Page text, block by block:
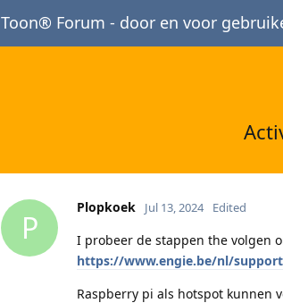
Toon® Forum - door en voor
P
Plopkoek Jul 13, 2024 Edited
I probeer de stappen the volgen
https://www.engie.be/nl/
Raspberry pi als hotspot kunnen